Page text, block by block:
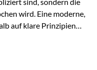
wird. Eine moderne,
auf klare Prinzipien
Struktur, breite